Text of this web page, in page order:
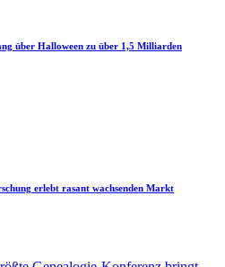
über Halloween zu über 1,5 Milliarden
erlebt rasant wachsenden Markt